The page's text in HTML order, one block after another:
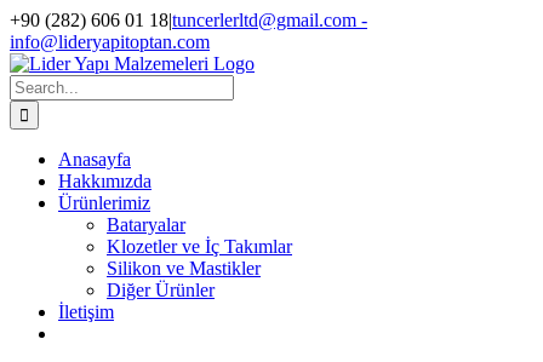
Skip
to
content
+90 (282) 606 01 18|tuncerlerltd@gmail.com -
info@lideryapitoptan.com
Facebook
Instagram
Search
for:
Anasayfa
Hakkımızda
Ürünlerimiz
Bataryalar
Klozetler ve İç Takımlar
Silikon ve Mastikler
Diğer Ürünler
İletişim